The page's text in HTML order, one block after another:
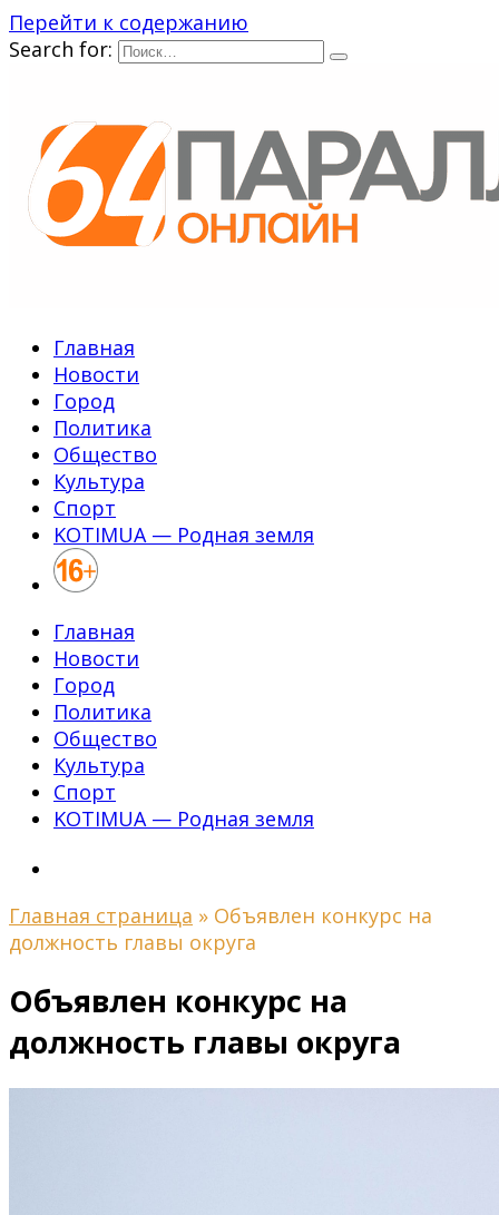
Перейти к содержанию
Search for:
Главная
Новости
Город
Политика
Общество
Культура
Спорт
KOTIMUA — Родная земля
Главная
Новости
Город
Политика
Общество
Культура
Спорт
KOTIMUA — Родная земля
Главная страница » Объявлен конкурс на
должность главы округа
Объявлен конкурс на
должность главы округа